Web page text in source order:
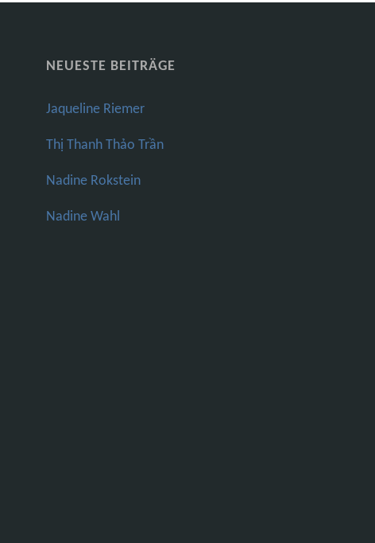
NEUESTE BEITRÄGE
Jaqueline Riemer
Thị Thanh Thảo Trần
Nadine Rokstein
Nadine Wahl